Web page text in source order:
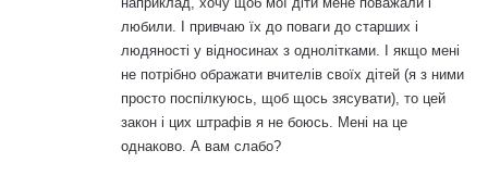
любили. І привчаю їх до поваги до старших і
людяності у відносинах з однолітками. І якщо мені
не потрібно ображати вчителів своїх дітей (я з ними
просто поспілкуюсь, щоб щось зясувати), то цей
закон і цих штрафів я не боюсь. Мені на це
однаково. А вам слабо?